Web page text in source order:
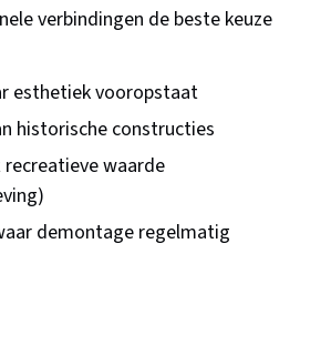
verbindingen de beste keuze
esthetiek vooropstaat
historische constructies
waarde
demontage regelmatig